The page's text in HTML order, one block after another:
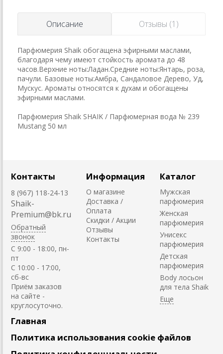
Описание Отзывы (1)
Парфюмерия Shaik обогащена эфирными маслами,
благодаря чему имеют стойкость аромата до 48
часов.Верхние ноты:Ладан.Средние ноты:Янтарь, роза,
пачули. Базовые ноты:Амбра, Сандаловое Дерево, Уд,
Мускус. Ароматы относятся к духам и обогащены
эфирными маслами.
Парфюмерия Shaik SHAIK / Парфюмерная вода № 239
Mustang 50 мл
Контакты
8 (967) 118-24-13
Shaik-
Premium@bk.ru
Обратный
звонок
C 9:00 - 18:00, пн-
пт
С 10:00 - 17:00,
сб-вс
Приём заказов
на сайте -
круглосуточно.
Информация
О магазине
Доставка /
Оплата
Скидки / Акции
Отзывы
Контакты
Каталог
Мужская
парфюмерия
Женская
парфюмерия
Унисекс
парфюмерия
Детская
парфюмерия
Body лосьон
для тела Shaik
Главная
Политика использования cookie файлов